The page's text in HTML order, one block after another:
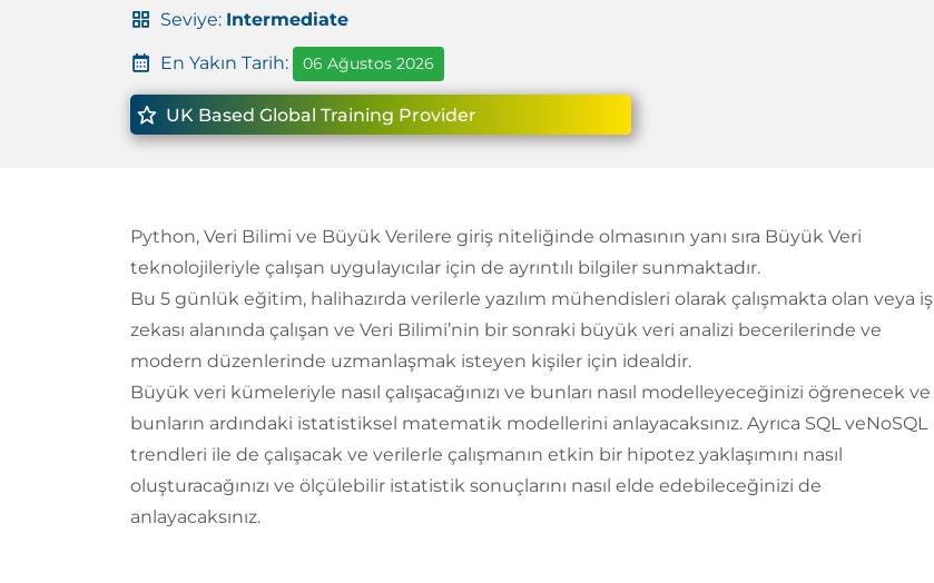
Seviye: Intermediate
En Yakın Tarih: 06 Ağustos 2026
UK Based Global Training Provider
Python, Veri Bilimi ve Büyük Verilere giriş niteliğinde olmasının yanı sıra Büyük Veri
teknolojileriyle çalışan uygulayıcılar için de ayrıntılı bilgiler sunmaktadır.
Bu 5 günlük eğitim, halihazırda verilerle yazılım mühendisleri olarak çalışmakta olan veya iş
zekası alanında çalışan ve Veri Bilimi’nin bir sonraki büyük veri analizi becerilerinde ve
modern düzenlerinde uzmanlaşmak isteyen kişiler için idealdir.
Büyük veri kümeleriyle nasıl çalışacağınızı ve bunları nasıl modelleyeceğinizi öğrenecek ve
bunların ardındaki istatistiksel matematik modellerini anlayacaksınız. Ayrıca SQL veNoSQL
trendleri ile de çalışacak ve verilerle çalışmanın etkin bir hipotez yaklaşımını nasıl
oluşturacağınızı ve ölçülebilir istatistik sonuçlarını nasıl elde edebileceğinizi de
anlayacaksınız.